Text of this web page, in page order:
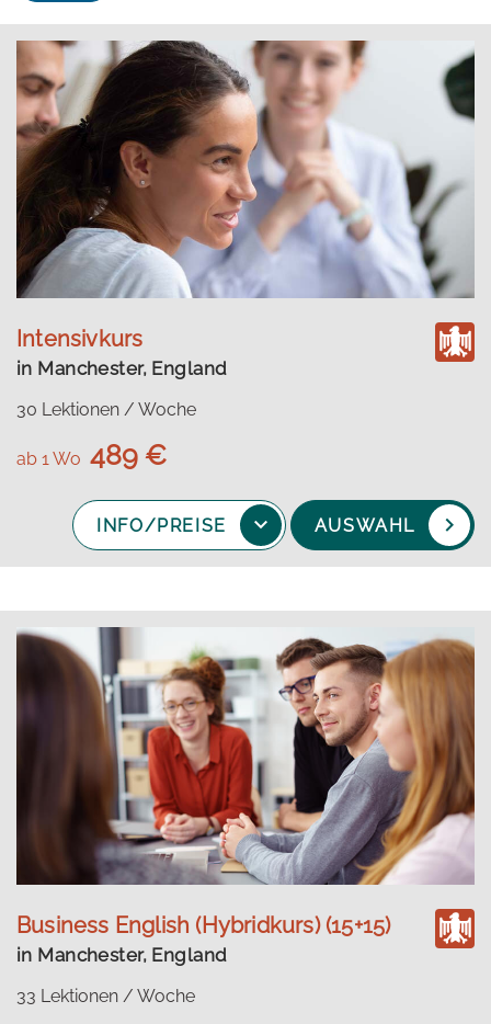
Intensivkurs
in Manchester, England
30 Lektionen / Woche
ab 1 Wo 489 €
INFO/PREISE AUSWAHL
Business English (Hybridkurs) (15+15)
in Manchester, England
33 Lektionen / Woche